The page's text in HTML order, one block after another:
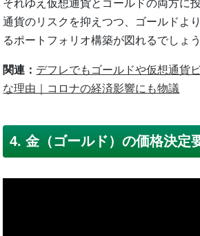
それゆえ仮想通貨とゴールドの両方に
通貨のリスクを抑えつつ、ゴールドよ
るポートフォリオ構築が図れるでしょう
関連： デフレでもゴールドや仮想通貨
な理由｜コロナの経済影響にも物議
4. 金（ゴールド）の価格決定